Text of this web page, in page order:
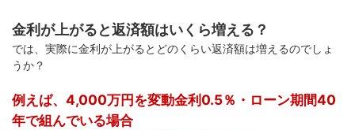
金利が上がると返済額はいくら増える？
では、実際に金利が上がるとどのくらい返済額は増えるのでしょ
うか？
例えば、4,000万円を変動金利0.5％・ローン期間40
年で組んでいる場合